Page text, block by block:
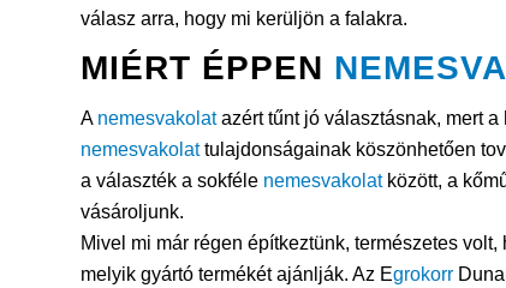
válasz arra, hogy mi kerüljön a falakra.
MIÉRT ÉPPEN
A nemesvakolatazért tűnt jó választásnak, mert
nemesvakolattulajdonságainak köszönhetően
a választék a sokféle nemesvakolatközött, a
vásároljunk.
Mivel mi már régen építkeztünk, természetes
melyik gyártó termékét ajánlják. Az Egrokorr